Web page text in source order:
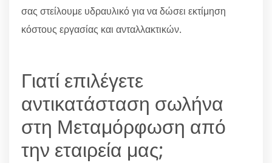
σας στείλουμε υδραυλικό για να δώσει εκτίμηση
κόστους εργασίας και ανταλλακτικών.
Γιατί επιλέγετε
αντικατάσταση σωλήνα
στη Μεταμόρφωση από
την εταιρεία μας;